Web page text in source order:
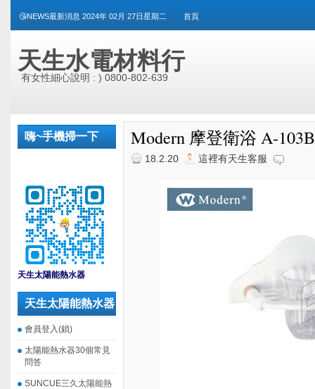
😘NEWS最新消息 2024年 02月 27日星期二 首頁
天生水電材料行
有女性細心說明 : ) 0800-802-639
嗨~手機掃一下
天生太陽能熱水器
天生太陽能熱水器
會員登入(鎖)
太陽能熱水器30個常見
問答
SUNCUE三久太陽能熱
Modern 摩登衛浴 A-
18.2.20 這裡有天生客服